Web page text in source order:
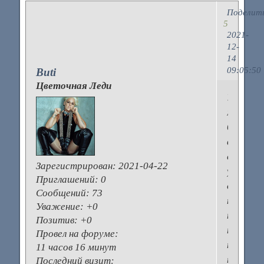
5
2021-
12-
14
09:05:50
Buti
Цветочная Леди
Зарегистрирован: 2021-04-22
Приглашений: 0
Сообщений: 73
Уважение: +0
Позитив: +0
Провел на форуме:
11 часов 16 минут
Последний визит:
У
меня
всего
удобная
обувь
на
плоской
причем
та,